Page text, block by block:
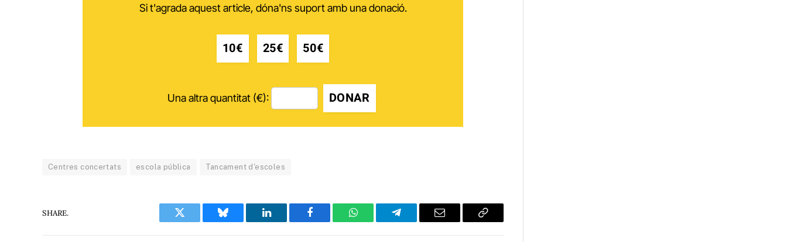
Si t'agrada aquest article, dóna'ns suport amb una donació.
10€ 25€ 50€
Una altra quantitat (€): DONAR
Centres concertats escola pública Tancament d'escoles
SHARE.
Twitter Bluesky LinkedIn Facebook WhatsAppTelegram Email
Copy